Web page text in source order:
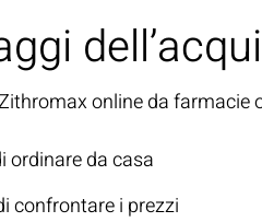
online dafarmacie
ordinare da casa
confrontare i prezzi